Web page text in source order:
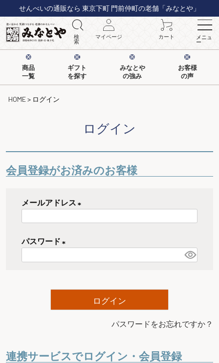
せんべいの通販なら 東京下町 門前仲町の老舗「みなとや」
検
索
マイページ カート メニュ
ー
商品
一覧
ギフト
を探す
みなとや
の強み
お客様
の声
HOME ログイン
ログイン
会員登録がお済みのお客様
メールアドレス
パスワード
ログイン
パスワードをお忘れですか？
連携サービスでログイン・会員登録